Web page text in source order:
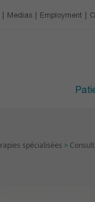
Medias Employment
spécialisées >